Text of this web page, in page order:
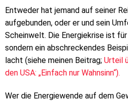
Entweder hat jemand auf seiner
aufgebunden, oder er und sein
Scheinwelt. Die Energiekrise ist
sondern ein abschreckendes
lacht (siehe meinen Beitrag; Urteil
den USA: „Einfach nur Wahnsinn“).
Wer die Energiewende auf dem